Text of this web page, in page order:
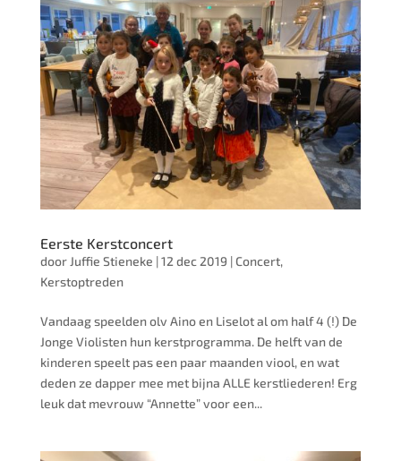
Eerste Kerstconcert
door Juffie Stieneke |12 dec 2019 |Concert,
Kerstoptreden
Vandaag speelden olv Aino en Liselot al om half 4 (!) De
Jonge Violisten hun kerstprogramma. De helft van de
kinderen speelt pas een paar maanden viool, en wat
deden ze dapper mee met bijna ALLE kerstliederen! Erg
leuk dat mevrouw “Annette” voor een...